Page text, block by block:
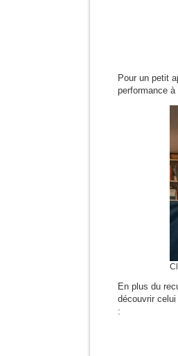
Pour un petit
performance
En plus du
découvrir
: